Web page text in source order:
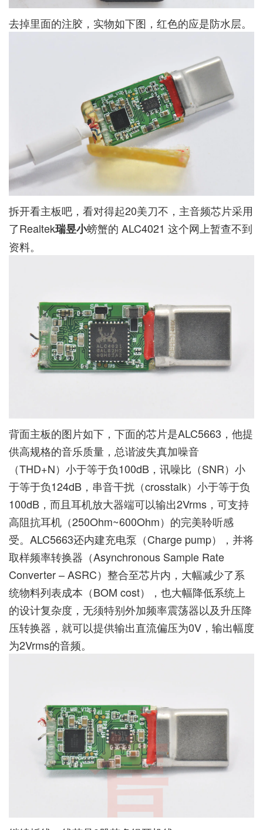
去掉里面的注胶，实物如下图，红色的应是防水层。
拆开看主板吧，看对得起20美刀不，主音频芯片采用
了Realtek瑞昱小螃蟹的 ALC4021 这个网上暂查不到
资料。
背面主板的图片如下，下面的芯片是ALC5663，他提
供高规格的音乐质量，总谐波失真加噪音
（THD+N）小于等于负100dB，讯噪比（SNR）小
于等于负124dB，串音干扰（crosstalk）小于等于负
100dB，而且耳机放大器端可以输出2Vrms，可支持
高阻抗耳机（250Ohm~600Ohm）的完美聆听感
受。ALC5663还内建充电泵（Charge pump），并将
取样频率转换器（Asynchronous Sample Rate
Converter – ASRC）整合至芯片内，大幅减少了系
统物料列表成本（BOM cost），也大幅降低系统上
的设计复杂度，无须特别外加频率震荡器以及升压降
压转换器，就可以提供输出直流偏压为0V，输出幅度
为2Vrms的音频。
售